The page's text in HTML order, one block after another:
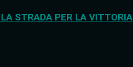
STRADA PER LA VITTORIA